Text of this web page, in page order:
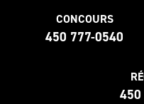
CONCOURS
450 777-0540